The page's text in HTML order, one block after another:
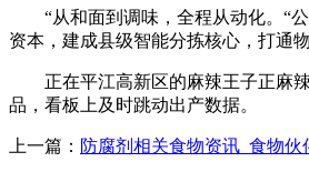
“从和面到调味，全程从动化。“公
资本，建成县级智能分拣核心，打通物
正在平江高新区的麻辣王子正麻辣
品，看板上及时跳动出产数据。
上一篇： 防腐剂相关食物资讯_食物伙